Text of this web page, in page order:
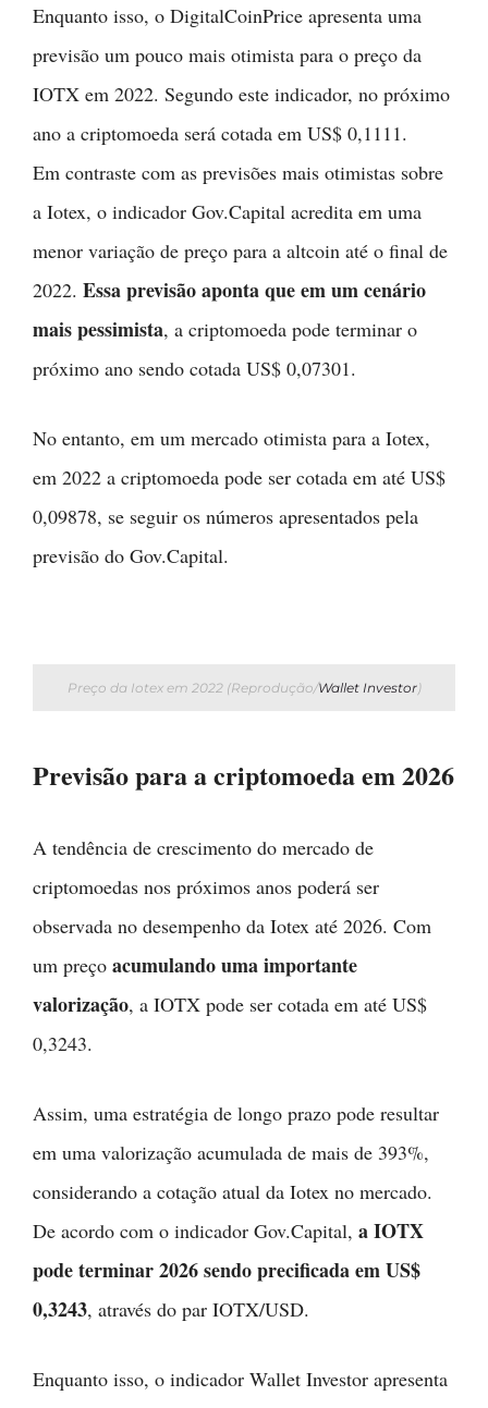
Enquanto isso, o DigitalCoinPrice apresenta uma
previsão um pouco mais otimista para o preço da
IOTX em 2022. Segundo este indicador, no próximo
ano a criptomoeda será cotada em US$ 0,1111.
Em contraste com as previsões mais otimistas sobre
a Iotex, o indicador Gov.Capital acredita em uma
menor variação de preço para a altcoin até o final de
2022. Essa previsão aponta que em um cenário
mais pessimista, a criptomoeda pode terminar o
próximo ano sendo cotada US$ 0,07301.
No entanto, em um mercado otimista para a Iotex,
em 2022 a criptomoeda pode ser cotada em até US$
0,09878, se seguir os números apresentados pela
previsão do Gov.Capital.
Preço da Iotex em 2022 (Reprodução/Wallet Investor)
Previsão para a criptomoeda em 2026
A tendência de crescimento do mercado de
criptomoedas nos próximos anos poderá ser
observada no desempenho da Iotex até 2026. Com
um preço acumulando uma importante
valorização, a IOTX pode ser cotada em até US$
0,3243.
Assim, uma estratégia de longo prazo pode resultar
em uma valorização acumulada de mais de 393%,
considerando a cotação atual da Iotex no mercado.
De acordo com o indicador Gov.Capital, a IOTX
pode terminar 2026 sendo precificada em US$
0,3243, através do par IOTX/USD.
Enquanto isso, o indicador Wallet Investor apresenta